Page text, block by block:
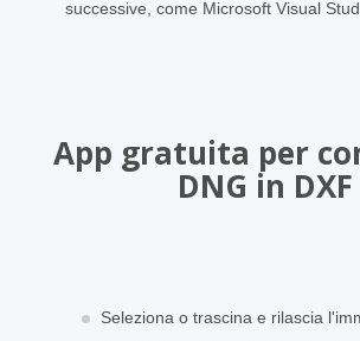
successive, come Microsoft Visual
App gratuita per
DNG in DXF
Seleziona o trascina e rilascia